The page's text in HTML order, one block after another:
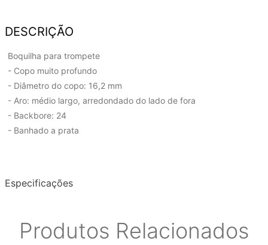
DESCRIÇÃO
Boquilha para trompete
- Copo muito profundo
- Diâmetro do copo: 16,2 mm
- Aro: médio largo, arredondado do lado de fora
- Backbore: 24
- Banhado a prata
Especificações
Produtos Relacionados